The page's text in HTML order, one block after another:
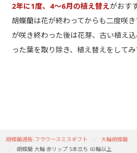
2年に1度、4～6月の植え替えがおす
胡蝶蘭は花が終わってからも二度咲
が咲き終わった後は花芽、古い植え
った葉を取り除き、植え替えをしてみ
胡蝶蘭通販-フラワースミスギフト
大輪胡蝶蘭
胡蝶蘭 大輪 赤リップ 5本立ち 60輪以上